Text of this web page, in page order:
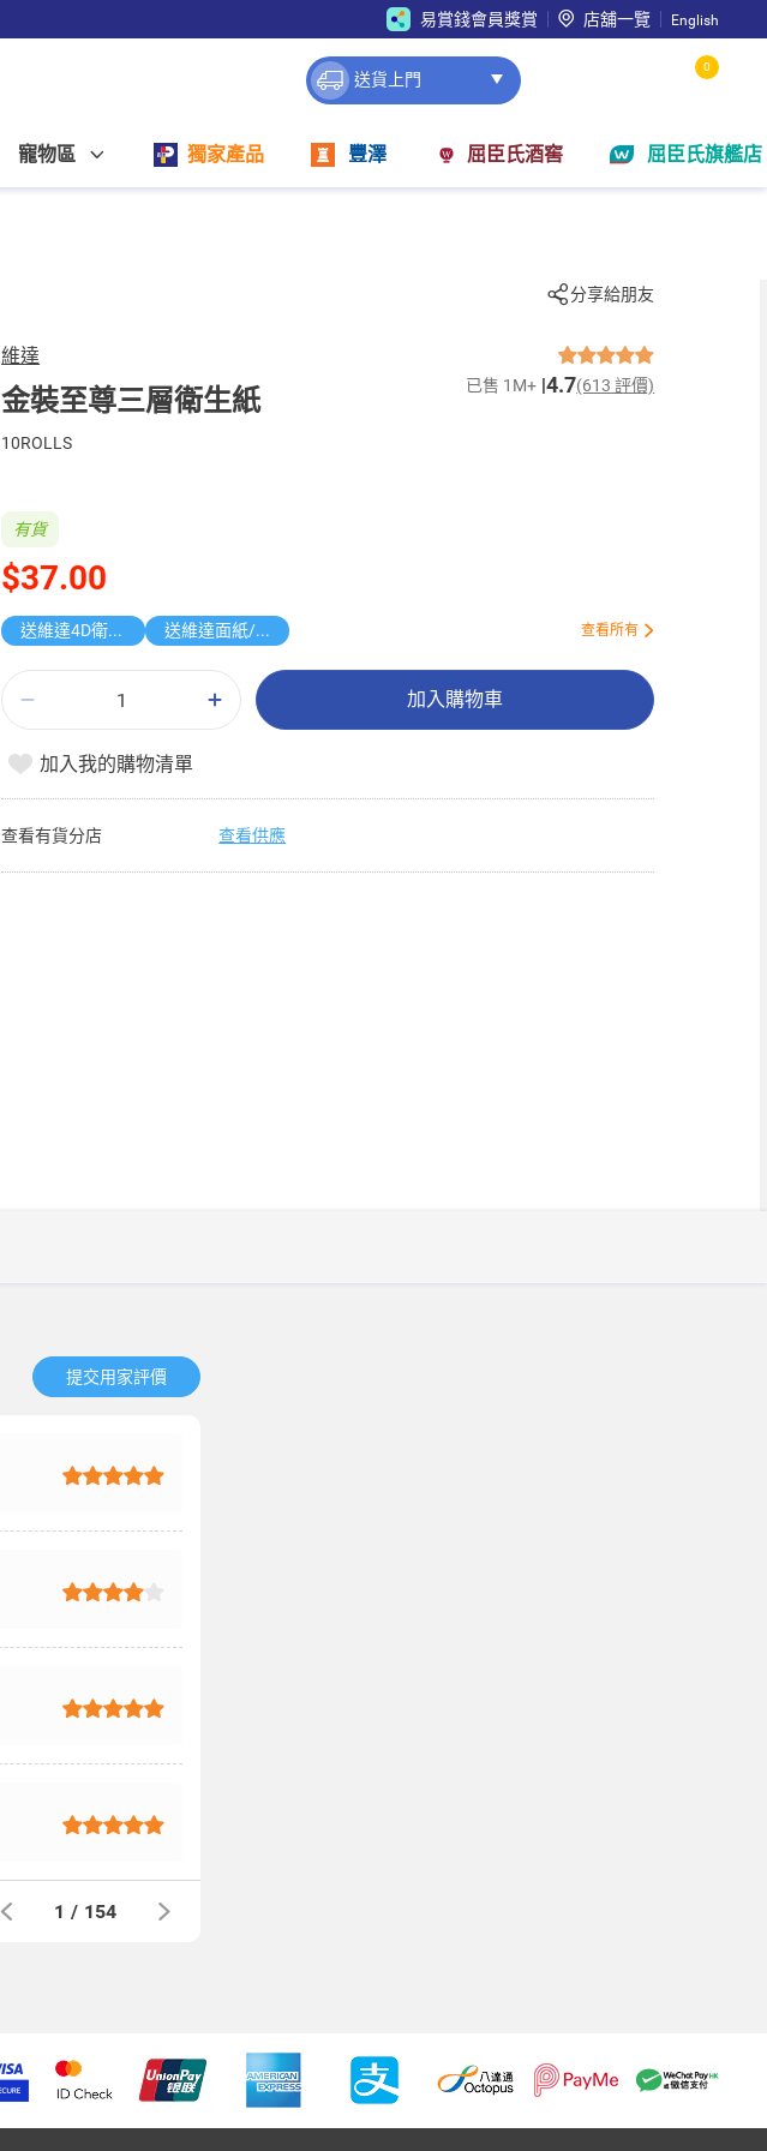
易賞錢會員獎賞 店舖一覽 English
送貨上門
0
寵物區 獨家產品 豐澤 屈臣氏酒窖 屈臣氏旗艦店
分享給朋友
維達
金裝至尊三層衛生紙 已售 1M+ 4.7(613 評價)
10ROLLS
$37.00
有貨
送維達4D衛生紙 送維達面紙/廚紙 查看所有
加入購物車
加入我的購物清單
查看有貨分店 查看供應
提交用家評價​
1 / 154